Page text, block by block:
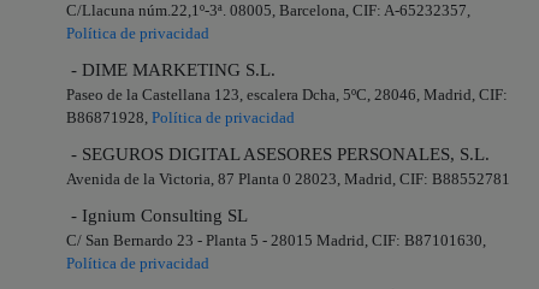
C/Llacuna núm.22,1º-3ª. 08005, Barcelona, CIF: A-65232357,
Política de privacidad
- DIME MARKETING S.L.
Paseo de la Castellana 123, escalera Dcha, 5ºC, 28046, Madrid, CIF:
B86871928, Política de privacidad
- SEGUROS DIGITAL ASESORES PERSONALES, S.L.
Avenida de la Victoria, 87 Planta 0 28023, Madrid, CIF: B88552781
- Ignium Consulting SL
C/ San Bernardo 23 - Planta 5 - 28015 Madrid, CIF: B87101630,
Política de privacidad